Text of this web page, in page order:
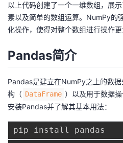
堂
课
的
证
我
实
的
我
术
支
持
云
声
建
以上代码创建了一个一维数组，展
素以及简单的数组运算。NumPy的
化操作，使得对整个数组进行操作更
Pandas简介
Pandas是建立在NumPy之上的数
构（ DataFrame ）以及用于数据
安装Pandas并了解其基本用法：